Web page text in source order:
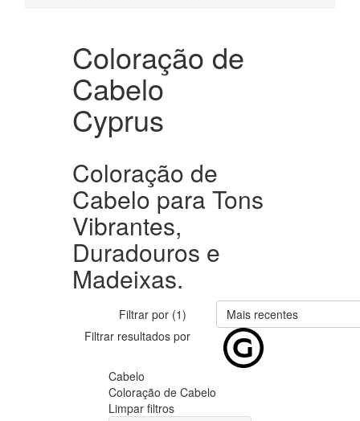
Coloração de
Cabelo
Cyprus
Coloração de
Cabelo para Tons
Vibrantes,
Duradouros e
Madeixas.
Filtrar por (1)
Mais recentes
Filtrar resultados por
Cabelo
Coloração de Cabelo
Limpar filtros